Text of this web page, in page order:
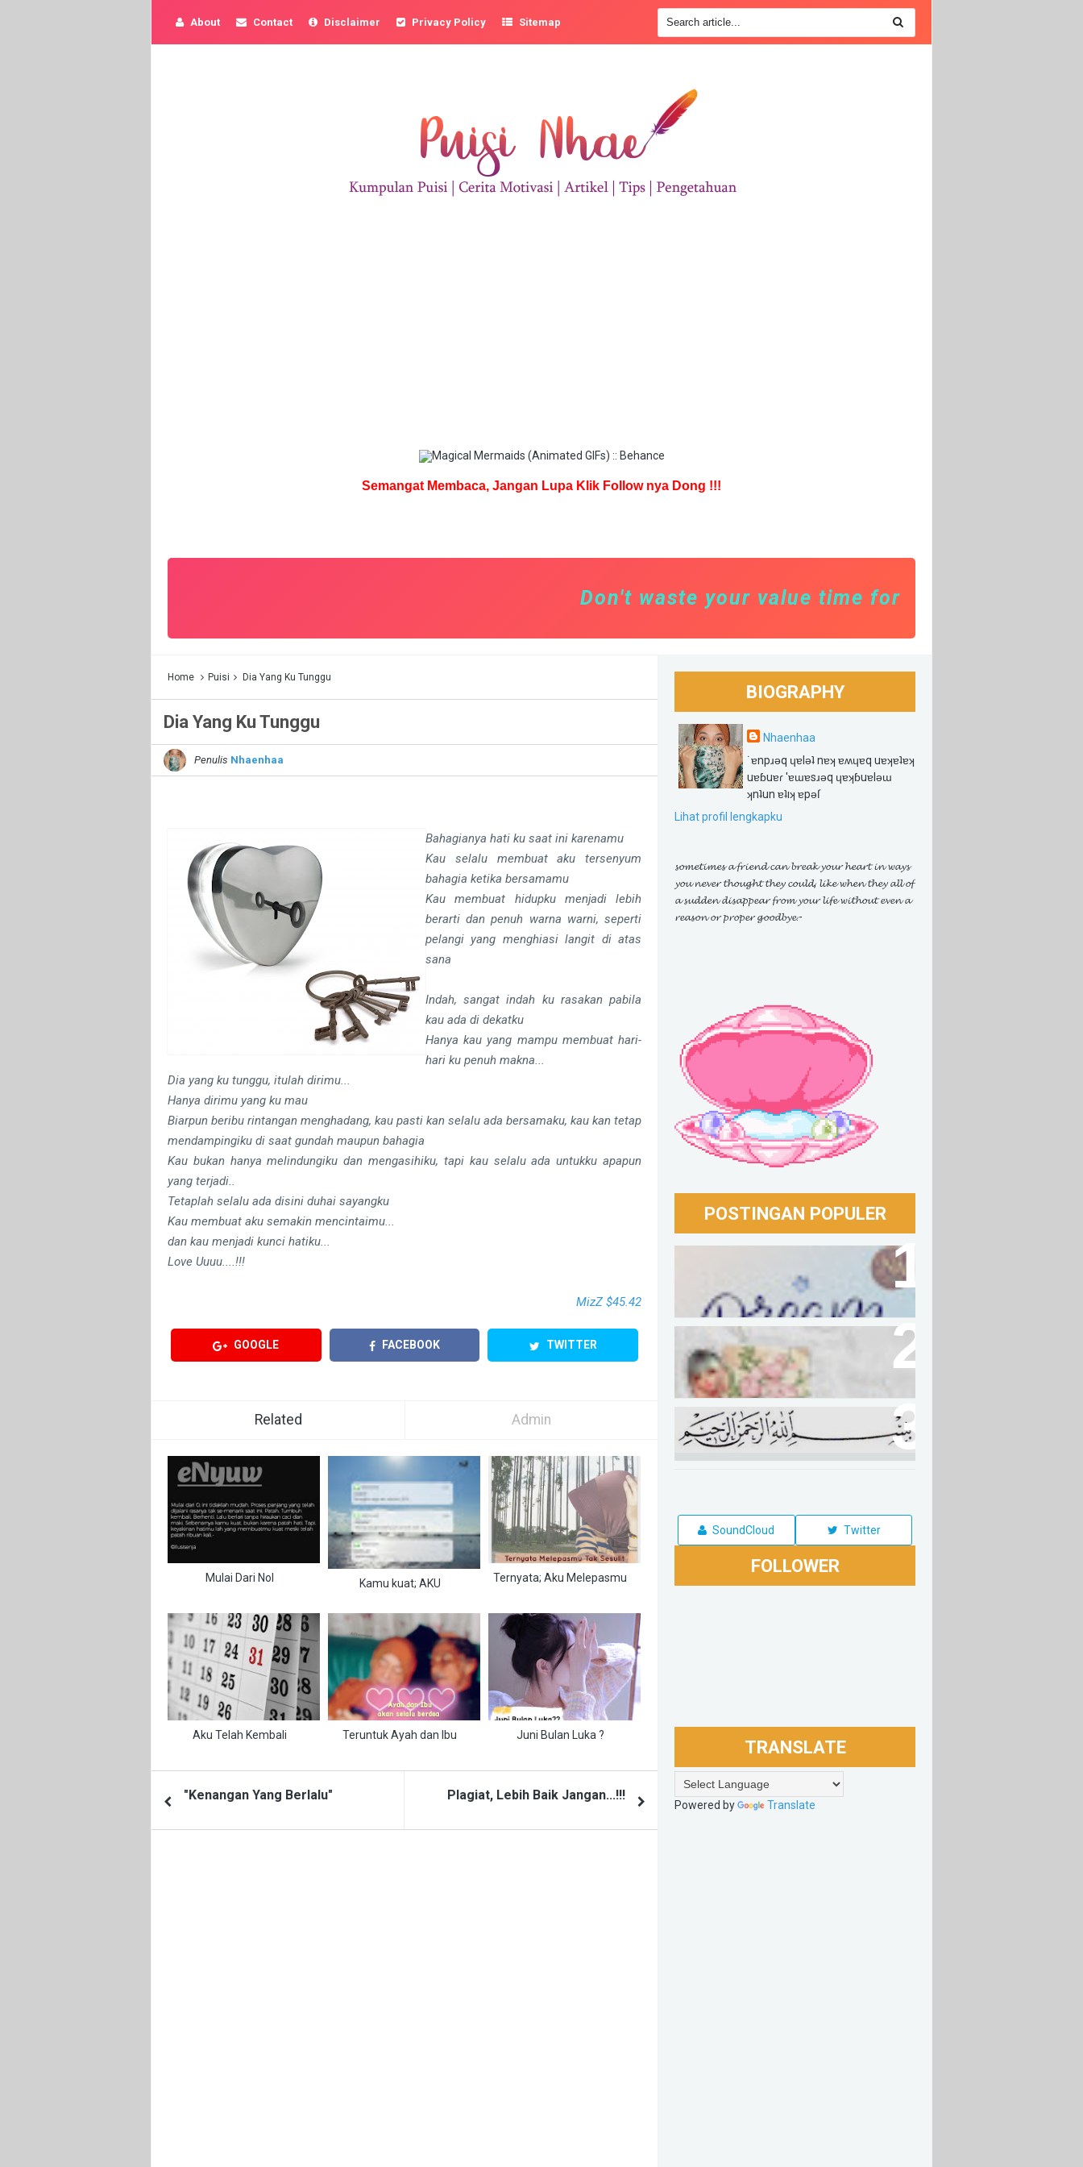
About Contact Disclaimer Privacy Policy Sitemap
Semangat Membaca, Jangan Lupa Klik Follow nya Dong !!!
Don't waste your value time for toxic people.
Home Puisi Dia Yang Ku Tunggu
Dia Yang Ku Tunggu
Penulis Nhaenhaa
Bahagianya hati ku saat ini karenamu
Kau selalu membuat aku tersenyum
bahagia ketika bersamamu
Kau membuat hidupku menjadi lebih
berarti dan penuh warna warni, seperti
pelangi yang menghiasi langit di atas
sana
Indah, sangat indah ku rasakan pabila
kau ada di dekatku
Hanya kau yang mampu membuat hari-
hari ku penuh makna...
Dia yang ku tunggu, itulah dirimu...
Hanya dirimu yang ku mau
Biarpun beribu rintangan menghadang, kau pasti kan selalu ada bersamaku, kau kan tetap
mendampingiku di saat gundah maupun bahagia
Kau bukan hanya melindungiku dan mengasihiku, tapi kau selalu ada untukku apapun
yang terjadi..
Tetaplah selalu ada disini duhai sayangku
Kau membuat aku semakin mencintaimu...
dan kau menjadi kunci hatiku...
Love Uuuu....!!!
MizZ $45.42
GOOGLE FACEBOOK TWITTER
Related Admin
Mulai Dari Nol Kamu kuat; AKU Ternyata; Aku Melepasmu
Aku Telah Kembali Teruntuk Ayah dan Ibu Juni Bulan Luka ?
"Kenangan Yang Berlalu" Plagiat, Lebih Baik Jangan...!!!
BIOGRAPHY
Nhaenhaa
˙ɐnpɹǝq ɥɐlǝʇ nɐʞ ɐʍɥɐq uɐʞɐʇɐʞ
uɐɓuɐɾ 'ɐɯɐsɹǝq ɥɐʞɓuɐlǝɯ
ʞnʇun ɐʇıʞ ɐpǝſ
Lihat profil lengkapku
𝓼𝓸𝓶𝓮𝓽𝓲𝓶𝓮𝓼 𝓪 𝓯𝓻𝓲𝓮𝓷𝓭 𝓬𝓪𝓷 𝓫𝓻𝓮𝓪𝓴 𝔂𝓸𝓾𝓻 𝓱𝓮𝓪𝓻𝓽 𝓲𝓷 𝔀𝓪𝔂𝓼
𝔂𝓸𝓾 𝓷𝓮𝓿𝓮𝓻 𝓽𝓱𝓸𝓾𝓰𝓱𝓽 𝓽𝓱𝓮𝔂 𝓬𝓸𝓾𝓵𝓭, 𝓵𝓲𝓴𝓮 𝔀𝓱𝓮𝓷 𝓽𝓱𝓮𝔂 𝓪𝓵𝓵 𝓸𝓯
𝓪 𝓼𝓾𝓭𝓭𝓮𝓷 𝓭𝓲𝓼𝓪𝓹𝓹𝓮𝓪𝓻 𝓯𝓻𝓸𝓶 𝔂𝓸𝓾𝓻 𝓵𝓲𝓯𝓮 𝔀𝓲𝓽𝓱𝓸𝓾𝓽 𝓮𝓿𝓮𝓷 𝓪
𝓻𝓮𝓪𝓼𝓸𝓷 𝓸𝓻 𝓹𝓻𝓸𝓹𝓮𝓻 𝓰𝓸𝓸𝓭𝓫𝔂𝓮.-
POSTINGAN POPULER
I Believe In Me
Berkat Membaca Bismillah
SoundCloud Twitter
FOLLOWER
TRANSLATE
Powered by Translate